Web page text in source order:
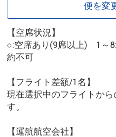
便を変
【空席状況】
○:空席あり(9席以上) 1～
約不可
【フライト差額/1名】
現在選択中のフライトか
す。
【運航航空会社】